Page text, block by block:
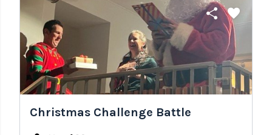
share favorite
Christmas Challenge Battle